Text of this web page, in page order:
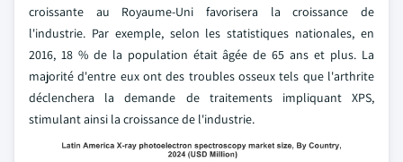
croissante au Royaume-Uni favorisera la croissance de
l'industrie. Par exemple, selon les statistiques nationales, en
2016, 18 % de la population était âgée de 65 ans et plus. La
majorité d'entre eux ont des troubles osseux tels que l'arthrite
déclenchera la demande de traitements impliquant XPS,
stimulant ainsi la croissance de l'industrie.